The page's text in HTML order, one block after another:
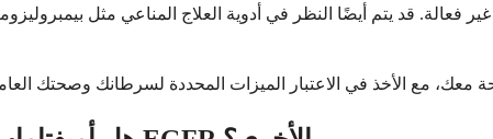
قد يتم أيضًا النظر في أدوية العلاج المناعي مثل